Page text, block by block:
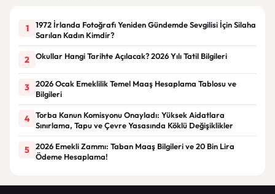
1
1972 İrlanda Fotoğrafı Yeniden Gündemde Sevgilisi İçin Silaha
Sarılan Kadın Kimdir?
2 Okullar Hangi Tarihte Açılacak? 2026 Yılı Tatil Bilgileri
3
2026 Ocak Emeklilik Temel Maaş Hesaplama Tablosu ve
Bilgileri
4
Torba Kanun Komisyonu Onayladı: Yüksek Aidatlara
Sınırlama, Tapu ve Çevre Yasasında Köklü Değişiklikler
5
2026 Emekli Zammı: Taban Maaş Bilgileri ve 20 Bin Lira
Ödeme Hesaplama!